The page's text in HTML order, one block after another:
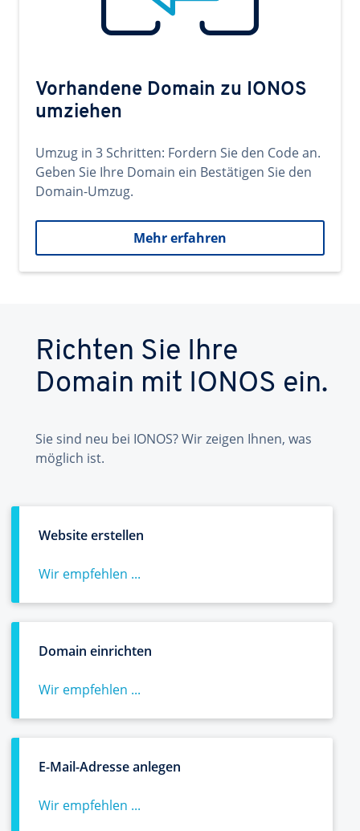
Vorhandene Domain zu IONOS
umziehen
Umzug in 3 Schritten: Fordern Sie den Code an.
Geben Sie Ihre Domain ein Bestätigen Sie den
Domain-Umzug.
Mehr erfahren
Richten Sie Ihre
Domain mit IONOS ein.
Sie sind neu bei IONOS? Wir zeigen Ihnen, was
möglich ist.
Website erstellen
Wir empfehlen ...
Domain einrichten
Wir empfehlen ...
E-Mail-Adresse anlegen
Wir empfehlen ...